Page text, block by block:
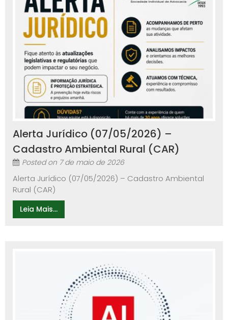
Alerta Jurídico (07/05/2026) –
Cadastro Ambiental Rural (CAR)
Posted on 7 de maio de 2026
Alerta Jurídico (07/05/2026) – Cadastro Ambiental
Rural (CAR)
Leia Mais...